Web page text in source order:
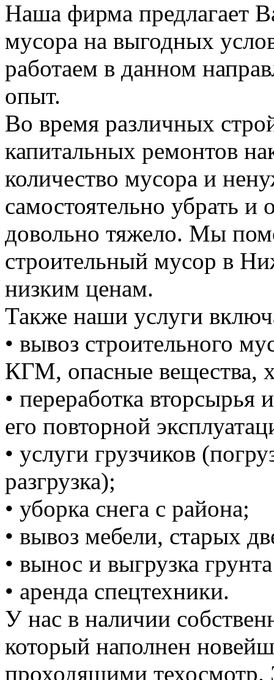
Наша фирма предлагает
мусора на выгодных
работаем в данном
опыт.
Во время различных
капитальных ремонтов
количество мусора и
самостоятельно убрать и
довольно тяжело. Мы
строительный мусор в
низким ценам.
Также наши услуги
• вывоз строительного
КГМ, опасные вещества,
• переработка вторсырья
его повторной
• услуги грузчиков
разгрузка);
• уборка снега с района;
• вывоз мебели, старых
• вынос и выгрузка
• аренда спецтехники.
У нас в наличии
который наполнен
проходящими техосмотр.